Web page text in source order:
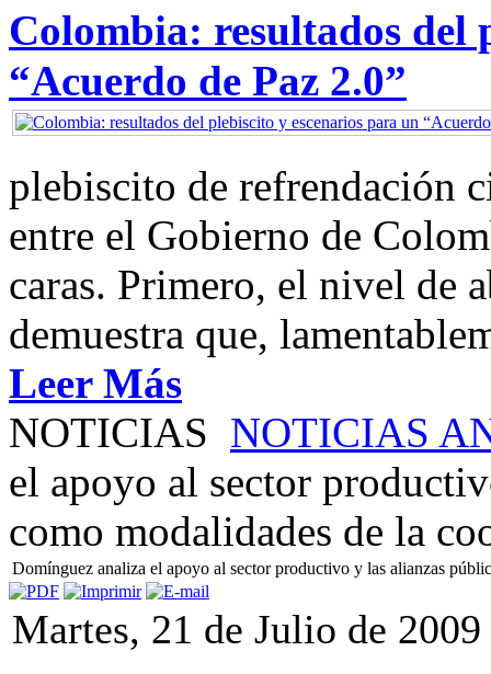
Colombia: resultados del
“Acuerdo de Paz 2.0”
plebiscito de refrendación
entre el Gobierno de
caras. Primero, el nivel de
demuestra que,
Leer Más
NOTICIAS NOTICIAS
el apoyo al sector
como modalidades de la
Domínguez analiza el apoyo al sector productivo y las alianzas
Martes, 21 de Julio de 2009